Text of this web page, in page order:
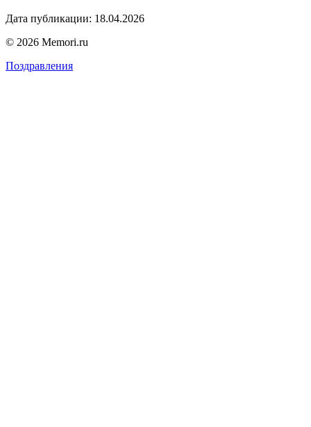
Дата публикации: 18.04.2026
© 2026 Memori.ru
Поздравления